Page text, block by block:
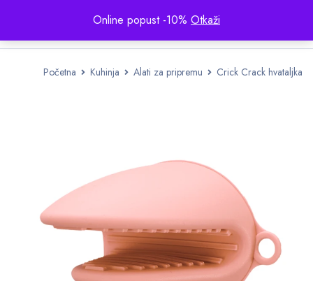
Online popust -10% Otkaži
Početna Kuhinja Alati za pripremu Crick Crack hvataljka